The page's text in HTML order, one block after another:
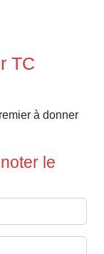
TC
à donner
le